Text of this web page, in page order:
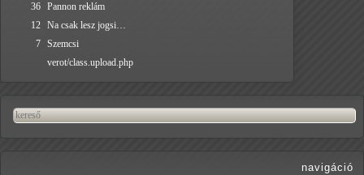
36 Pannon reklám
12 Na csak lesz jogsi…
7 Szemcsi
verot/class.upload.php
navigáció